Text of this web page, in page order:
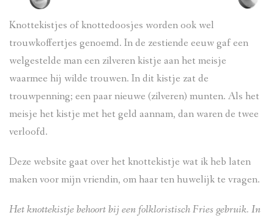
Knottekistjes of knottedoosjes worden ook wel
trouwkoffertjes genoemd. In de zestiende eeuw gaf een
welgestelde man een zilveren kistje aan het meisje
waarmee hij wilde trouwen. In dit kistje zat de
trouwpenning; een paar nieuwe (zilveren) munten. Als het
meisje het kistje met het geld aannam, dan waren de twee
verloofd.
Deze website gaat over het knottekistje wat ik heb laten
maken voor mijn vriendin, om haar ten huwelijk te vragen.
Het knottekistje behoort bij een folkloristisch Fries gebruik. In